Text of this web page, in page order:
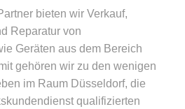
bieten wir Verkauf,
Reparatur von
Geräten aus dem Bereich
gehören wir zu den wenigen
im Raum Düsseldorf, die
qualifizierten